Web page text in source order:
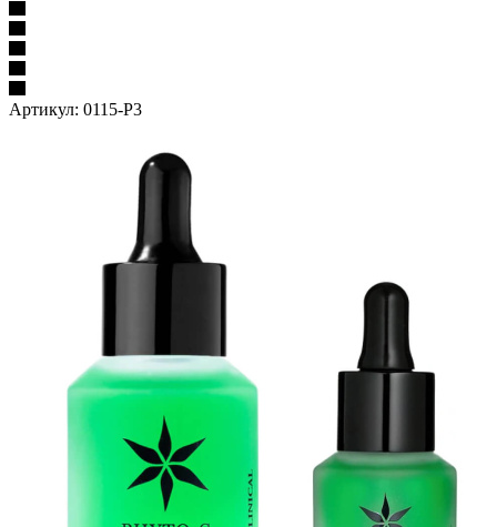
Артикул: 0115-P3